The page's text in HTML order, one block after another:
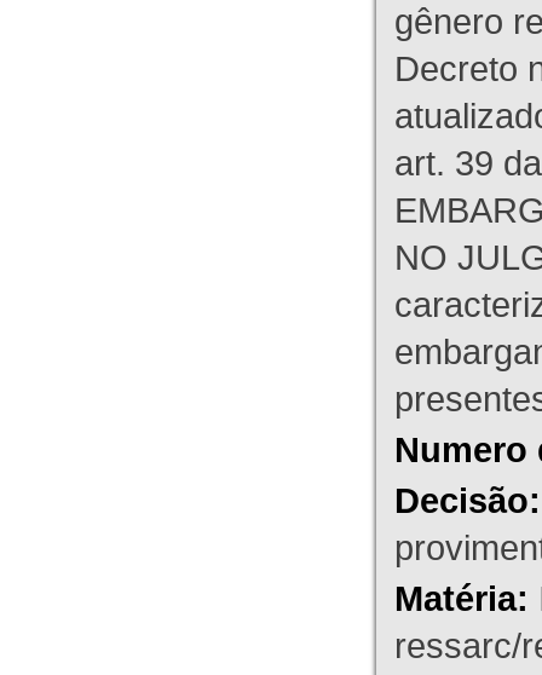
gênero
Decreto
art. 39
NO
Numero
Decisão:
Matéria:
ressarc/